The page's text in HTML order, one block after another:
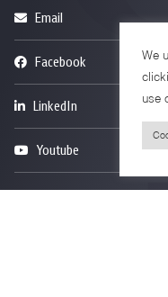
Email
Facebook
LinkedIn
Youtube
We
use